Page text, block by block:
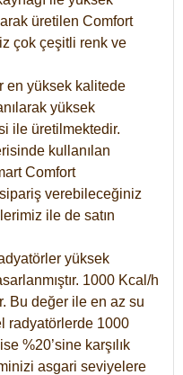
üretilen Comfort
çok çeşitli renk ve
en yüksek kalitede
yüksek
ile üretilmektedir.
kullanılan
Comfort
verebileceğiniz
ile de satın
yüksek
1000 Kcal/h
Bu değer ile en az su
radyatörlerde 1000
%20’sine karşılık
asgari seviyelere